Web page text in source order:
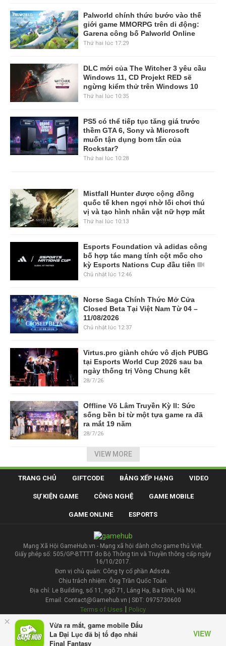
×
Vừa ra mắt, game mobile Đấu
La Đại Lục đã bị tố đạo nhái
Final Fantasy
VIEW
Palworld chính thức bước vào thế
giới game MMORPG trên di động:
Garena công bố Palworld Online
Thứ hai lúc 17:29
DLC mới của The Witcher 3 yêu cầu
Windows 11, CD Projekt RED sẽ
ngừng kiểm thử trên Windows 10
Thứ hai lúc 10:35
PS5 có thể tiếp tục tăng giá trước
thềm GTA 6, Sony và Microsoft
muốn tận dụng bom tấn của
Rockstar?
Thứ hai lúc 10:28
Mistfall Hunter được cộng đồng
quốc tế khen ngợi nhờ lối chơi thú
vị và tạo hình nhân vật nữ hợp mắt
Thứ hai lúc 10:13
Esports Foundation và adidas công
bố hợp tác mang tính cột mốc cho
kỳ Esports Nations Cup đầu tiên
Chủ nhật lúc 12:46
Norse Saga Chính Thức Mở Cửa
Closed Beta Tại Việt Nam Từ 04 –
11/08/2026
Chủ nhật lúc 12:37
Virtus.pro giành chức vô địch PUBG
tại Esports World Cup 2026 sau ba
ngày thống trị Vòng Chung kết
28/7/26
Offline Võ Lâm Truyền Kỳ II: Sức
sống bền bỉ từ một tựa game ra đã
ra mắt 19 năm
28/7/26
VIEW MORE
TRANG CHỦ GIFTCODE BẢNG XẾP HẠNG VIDEO
SỰ KIỆN GAME CÔNG NGHỆ GAME MOBILE
GAME ONLINE ESPORTS
Mạng Xã Hội GameHub.vn - Mạng xã hội dành cho game thủ Việt.
Giấy phép số: 505/GP-BTTTT do Bộ Thông tin và Truyền thông cấp ngày
16/10/2017.
Đơn vị chủ quản: Công ty cổ phần Adsota.
Chịu trách nhiệm: Ông Trần Quốc Toản.
Địa chỉ: Le Building, số 11, ngõ 71, Láng Hạ, Ba Đình, Hà Nội.
Email: Contact@Gamehub.vn | SĐT: 0975730600
Terms of Uses | Policy
Liên hệ đăng bài